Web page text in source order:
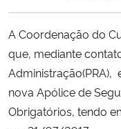
Ministério de Minas e Energia
Ministério da Ciência,
A Coordenação do
que, mediante
Administração(PRA),
nova Apólice de
Obrigatórios, tendo